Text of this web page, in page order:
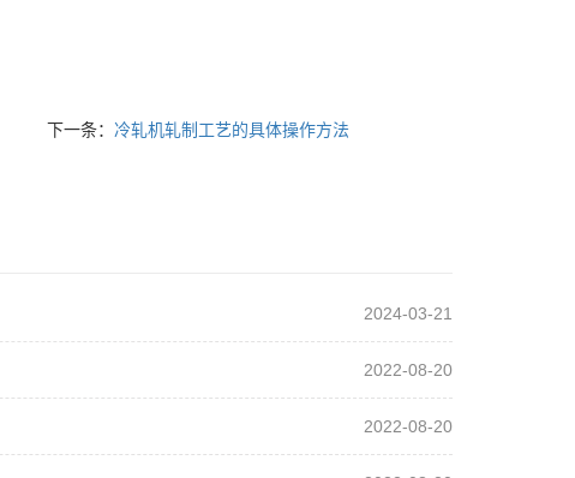
下一条： 冷轧机轧制工艺的具体操作方法
2024-03-21
2022-08-20
2022-08-20